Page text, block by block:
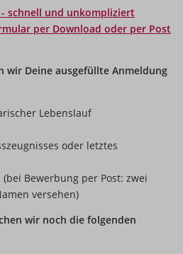
schnell und unkompliziert
per Download oder per Post
wir Deine ausgefüllte Anmeldung
Lebenslauf
oder letztes
Bewerbung per Post: zwei
versehen)
wir noch die folgenden